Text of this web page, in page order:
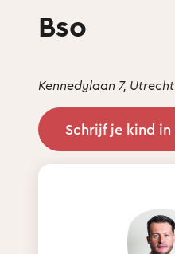
Bso
Kennedylaan 7, Utrecht
Schrijf je kind in